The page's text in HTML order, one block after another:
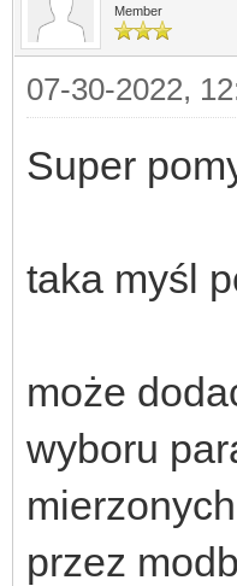
Member
07-30-2022,
Super
taka myśl
może
wyboru
przez